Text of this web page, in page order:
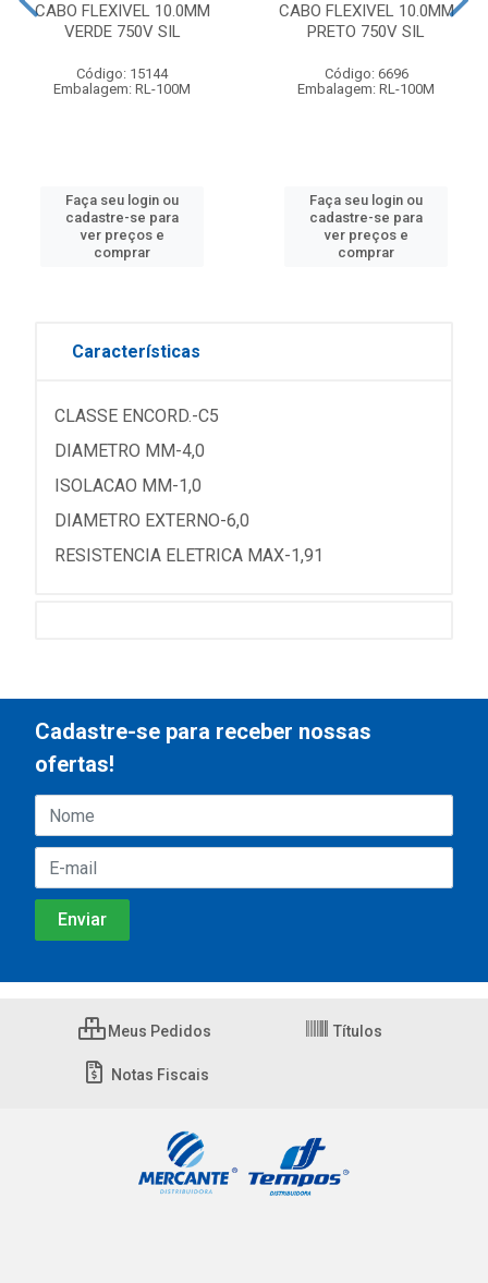
CABO FLEXIVEL 10.0MM
VERDE 750V SIL
Código: 15144
Embalagem: RL-100M
Faça seu login ou
cadastre-se para
ver preços e
comprar
CABO FLEXIVEL 10.0MM
PRETO 750V SIL
Código: 6696
Embalagem: RL-100M
Faça seu login ou
cadastre-se para
ver preços e
comprar
Características
CLASSE ENCORD.-C5
DIAMETRO MM-4,0
ISOLACAO MM-1,0
DIAMETRO EXTERNO-6,0
RESISTENCIA ELETRICA MAX-1,91
Cadastre-se para receber nossas
ofertas!
Meus Pedidos Títulos
Notas Fiscais